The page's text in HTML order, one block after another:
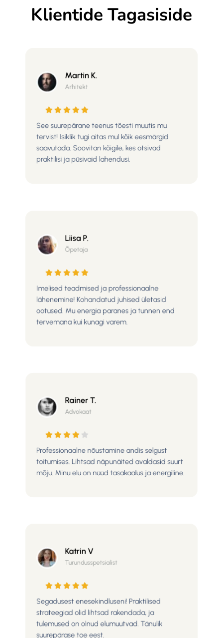
Klientide Tagasiside
Martin K.
Arhitekt
See suurepärane teenus tõesti muutis mu
tervist! Isiklik tugi aitas mul kõik eesmärgid
saavutada. Soovitan kõigile, kes otsivad
praktilisi ja püsivaid lahendusi.
Liisa P.
Õpetaja
Imelised teadmised ja professionaalne
lähenemine! Kohandatud juhised ületasid
ootused. Mu energia paranes ja tunnen end
tervemana kui kunagi varem.
Rainer T.
Advokaat
Professionaalne nõustamine andis selgust
toitumises. Lihtsad näpunäited avaldasid suurt
mõju. Minu elu on nüüd tasakaalus ja energiline.
Katrin V
Turundusspetsialist
Segadusest enesekindluseni! Praktilised
strateegiad olid lihtsad rakendada, ja
tulemused on olnud elumuutvad. Tänulik